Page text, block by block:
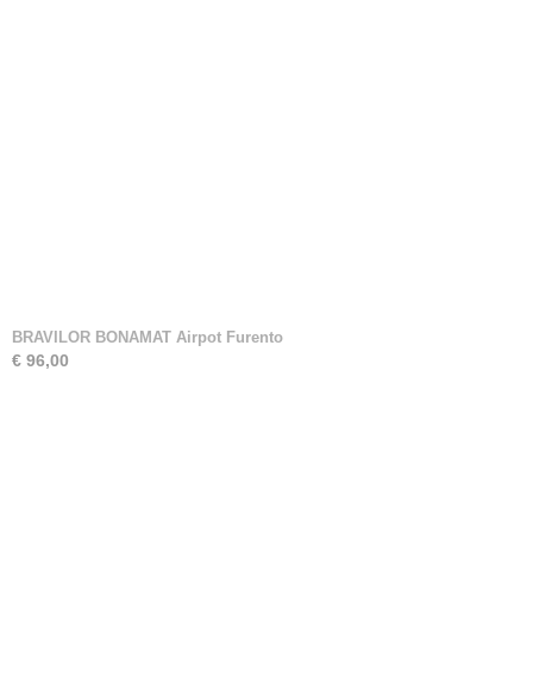
BRAVILOR BONAMAT Airpot Furento
€ 96,00